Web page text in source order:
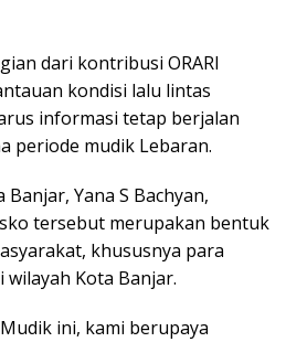
dari kontribusi ORARI
kondisi lalu lintas
informasi tetap berjalan
periode mudik Lebaran.
Banjar, Yana S Bachyan,
tersebut merupakan bentuk
khususnya para
Kota Banjar.
ini, kami berupaya